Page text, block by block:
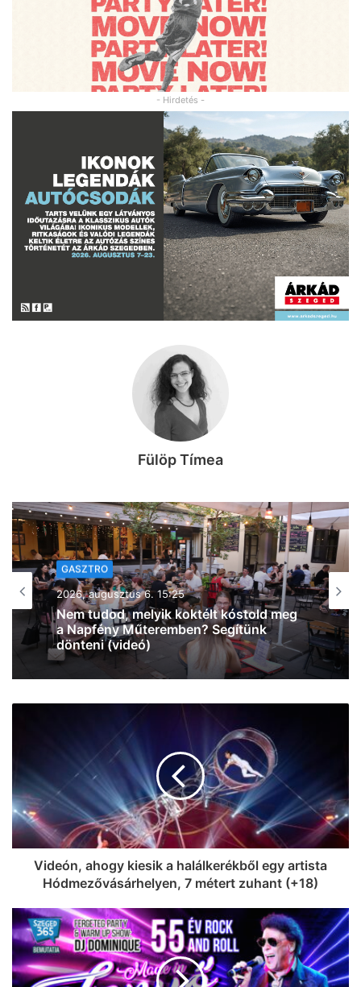
- Hirdetés -
Fülöp Tímea
KIKAPCS
2026, augusztus 6. 13:49
Egy ilyen hírtől még nekünk is leesett az
állunk: most iPhone 17-et nyerhetsz a
Malátában! (videó)
Videón, ahogy kiesik a halálkerékből egy artista
Hódmezővásárhelyen, 7 métert zuhant (+18)